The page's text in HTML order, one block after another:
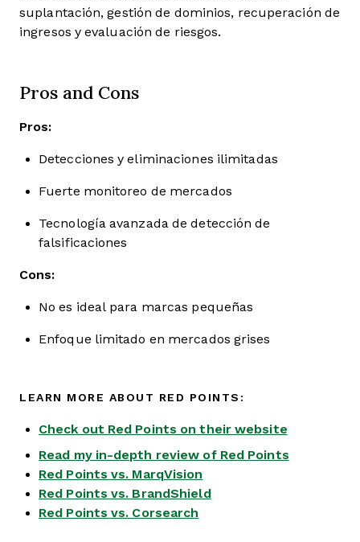
suplantación, gestión de dominios, recuperación de
ingresos y evaluación de riesgos.
Pros and Cons
Pros:
Detecciones y eliminaciones ilimitadas
Fuerte monitoreo de mercados
Tecnología avanzada de detección de
falsificaciones
Cons:
No es ideal para marcas pequeñas
Enfoque limitado en mercados grises
LEARN MORE ABOUT RED POINTS:
Check out Red Points on their website
Read my in-depth review of Red Points
Red Points vs. MarqVision
Red Points vs. BrandShield
Red Points vs. Corsearch